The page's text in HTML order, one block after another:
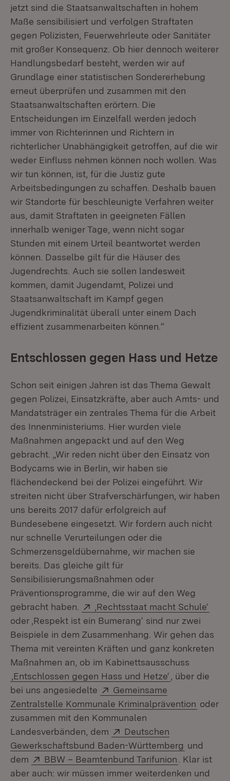
jetzt sind die Staatsanwaltschaften in hohem
Maße sensibilisiert und verfolgen Straftaten
gegen Polizisten, Feuerwehrleute oder Sanitäter
mit großer Konsequenz. Ob hier dennoch weiterer
Handlungsbedarf besteht, werden wir auf
Grundlage einer statistischen Sondererhebung
erneut überprüfen und zusammen mit den
Staatsanwaltschaften erörtern. Die
Entscheidungen im Einzelfall werden jedoch
immer von Richterinnen und Richtern in
richterlicher Unabhängigkeit getroffen, auf die wir
weder Einfluss nehmen können noch wollen. Was
wir tun können, ist, für die Justiz gute
Arbeitsbedingungen zu schaffen. Deshalb bauen
wir Standorte für beschleunigte Verfahren weiter
aus, damit Straftaten in geeigneten Fällen
innerhalb weniger Tage, wenn nicht sogar
Stunden mit einem Urteil beantwortet werden
können. Dasselbe gilt für die Häuser des
Jugendrechts. Auch sie sollen landesweit
kommen, damit Jugendamt, Polizei und
Staatsanwaltschaft im Kampf gegen
Jugendkriminalität überall unter einem Dach
effizient zusammenarbeiten können.“
Entschlossen gegen Hass und Hetze
Schon seit einigen Jahren ist das Thema Gewalt
gegen Polizei, Einsatzkräfte, aber auch Amts- und
Mandatsträger ein zentrales Thema für die Arbeit
des Innenministeriums. Hier wurden viele
Maßnahmen angepackt und auf den Weg
gebracht. „Wir reden nicht über den Einsatz von
Bodycams wie in Berlin, wir haben sie
flächendeckend bei der Polizei eingeführt. Wir
streiten nicht über Strafverschärfungen, wir haben
uns bereits 2017 dafür erfolgreich auf
Bundesebene eingesetzt. Wir fordern auch nicht
nur schnelle Verurteilungen oder die
Schmerzensgeldübernahme, wir machen sie
bereits. Das gleiche gilt für
Sensibilisierungsmaßnahmen oder
Präventionsprogramme, die wir auf den Weg
gebracht haben.
Extern:
‚Rechtsstaat macht Schule‘
oder ‚Respekt ist ein Bumerang‘ sind nur zwei
Beispiele in dem Zusammenhang. Wir gehen das
Thema mit vereinten Kräften und ganz konkreten
Maßnahmen an, ob im Kabinettsausschuss
‚Entschlossen gegen Hass und Hetze‘
, über die
bei uns angesiedelte
Extern:
Gemeinsame
Zentralstelle Kommunale Kriminalprävention oder
zusammen mit den Kommunalen
Landesverbänden, dem
Extern:
Deutschen
Gewerkschaftsbund Baden-Württemberg (Öffnet in
und
dem
Extern:
BBW – Beamtenbund Tarifunion (Öffnet in
. Klar ist
aber auch: wir müssen immer weiterdenken und